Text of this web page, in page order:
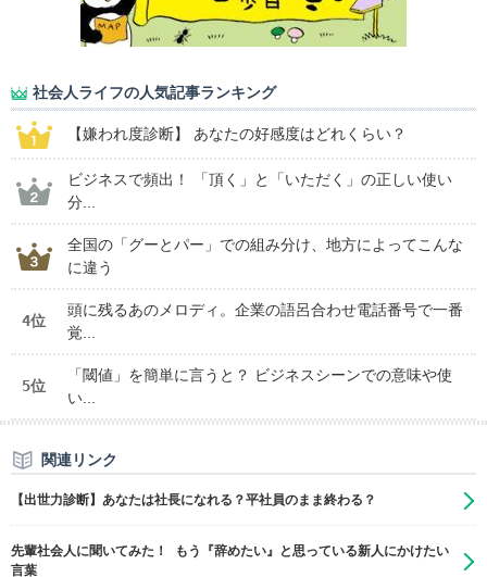
社会人ライフの人気記事ランキング
【嫌われ度診断】 あなたの好感度はどれくらい？
ビジネスで頻出！ 「頂く」と「いただく」の正しい使い
分...
全国の「グーとパー」での組み分け、地方によってこんな
に違う
4位
頭に残るあのメロディ。企業の語呂合わせ電話番号で一番
覚...
5位
「閾値」を簡単に言うと？ ビジネスシーンでの意味や使
い...
関連リンク
【出世力診断】あなたは社長になれる？平社員のまま終わる？
先輩社会人に聞いてみた！ もう『辞めたい』と思っている新人にかけたい
言葉